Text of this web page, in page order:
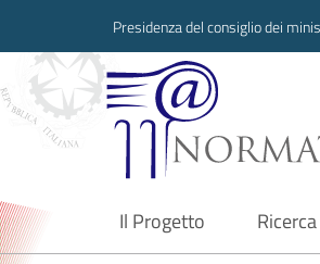
Presidenza del consiglio dei
Il Progetto
current